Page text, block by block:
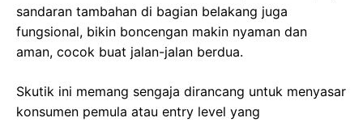
sandaran tambahan di bagian belakang juga
fungsional, bikin boncengan makin nyaman dan
aman, cocok buat jalan-jalan berdua.
Skutik ini memang sengaja dirancang untuk menyasar
konsumen pemula atau entry level yang